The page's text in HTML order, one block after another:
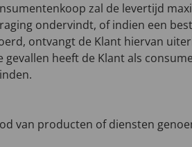
zal de levertijd
ondervindt, of indien een
ontvangt de Klant hiervan
gevallen heeft de Klant als
van producten of diensten